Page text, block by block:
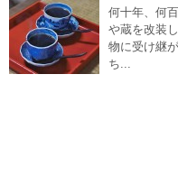
何十年、何
や蔵を改装
物に受け継
ち...